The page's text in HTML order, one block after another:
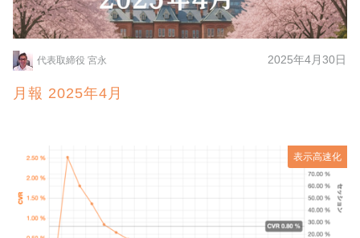
代表取締役 宮永 2025年4月30日
月報 2025年4月
表示高速化